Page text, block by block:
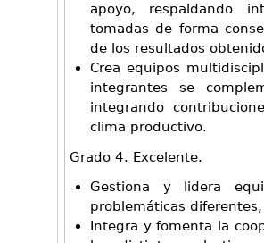
apoyo, respaldando
tomadas de forma
de los resultados
Crea equipos
integrantes se
integrando
clima productivo.
Grado 4. Excelente.
Gestiona y lidera
problemáticas
Integra y fomenta la